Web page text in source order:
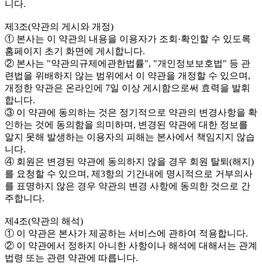
니다.
제3조(약관의 게시와 개정)
① 본사는 이 약관의 내용을 이용자가 조회·확인할 수 있도록
홈페이지 초기 화면에 게시합니다.
② 본사는 "약관의규제에관한법률", "개인정보보호법" 등 관
련법을 위배하지 않는 범위에서 이 약관을 개정할 수 있으며,
개정한 약관은 온라인에 7일 이상 게시함으로써 효력을 발휘
합니다.
③ 이 약관에 동의하는 것은 정기적으로 약관의 변경사항을 확
인하는 것에 동의함을 의미하며, 변경된 약관에 대한 정보를
알지 못해 발생하는 이용자의 피해는 본사에서 책임지지 않습
니다.
④ 회원은 변경된 약관에 동의하지 않을 경우 회원 탈퇴(해지)
를 요청할 수 있으며, 제3항의 기간내에 명시적으로 거부의사
를 표명하지 않은 경우 약관의 변경 사항에 동의한 것으로 간
주합니다.
제4조(약관의 해석)
① 이 약관은 본사가 제공하는 서비스에 관하여 적용합니다.
② 이 약관에서 정하지 아니한 사항이나 해석에 대해서는 관계
법령 또는 관련 약관에 따릅니다.